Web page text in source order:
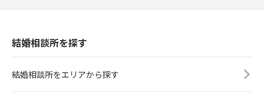
結婚相談所を探す
結婚相談所をエリアから探す